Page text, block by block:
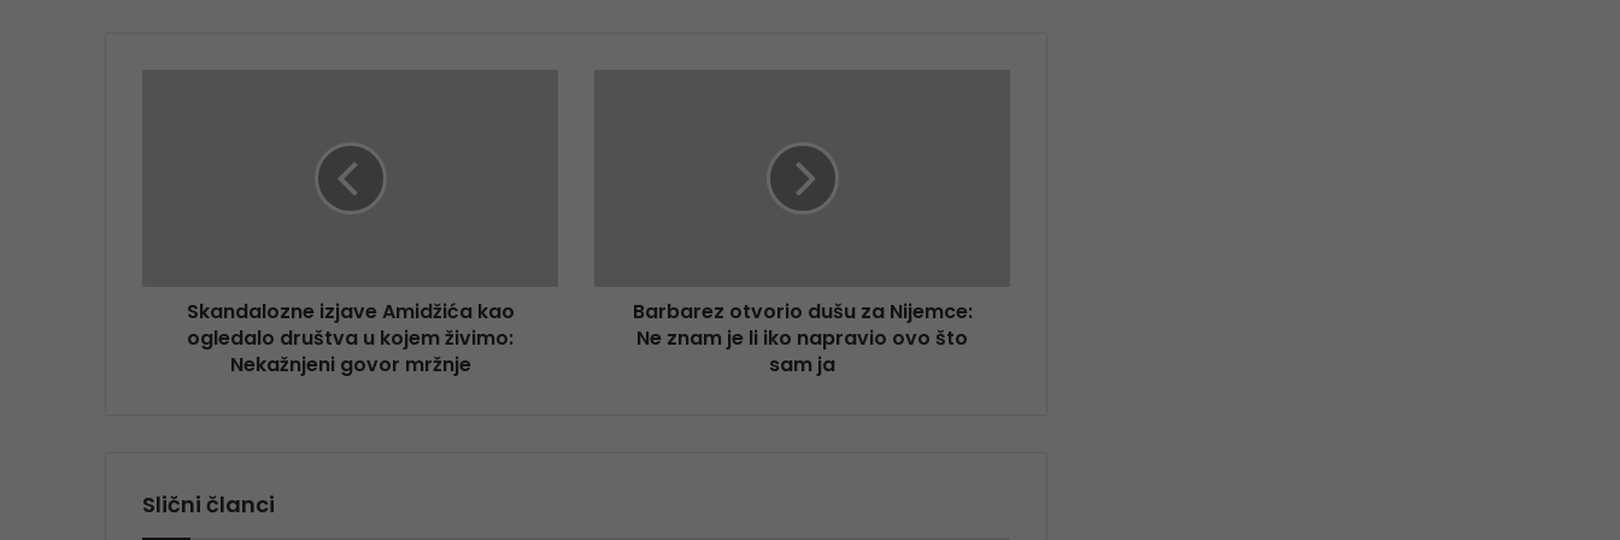
Skandalozne izjave Amidžića kao
ogledalo društva u kojem živimo:
Nekažnjeni govor mržnje
Barbarez otvorio dušu za Nijemce:
Ne znam je li iko napravio ovo što
sam ja
Slični članci